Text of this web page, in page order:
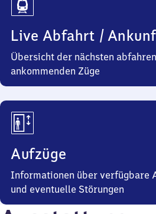
Live Abfahrt /
Übersicht der nächsten
ankommenden Züge
Aufzüge
Informationen über verfügbare
und eventuelle Störungen